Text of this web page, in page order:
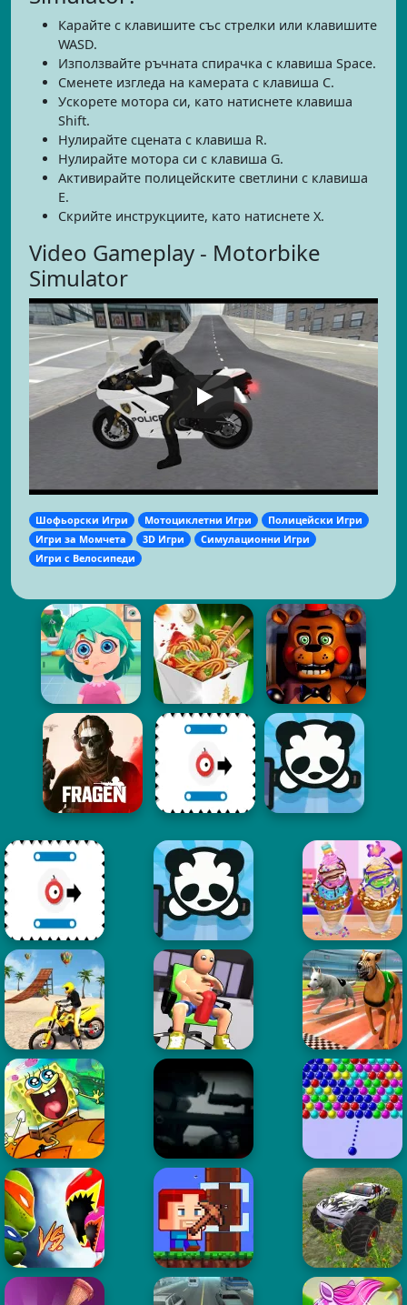
Карайте с клавишите със стрелки или клавишите
WASD.
Използвайте ръчната спирачка с клавиша Space.
Сменете изгледа на камерата с клавиша C.
Ускорете мотора си, като натиснете клавиша
Shift.
Нулирайте сцената с клавиша R.
Нулирайте мотора си с клавиша G.
Активирайте полицейските светлини с клавиша
E.
Скрийте инструкциите, като натиснете X.
Video Gameplay - Motorbike
Simulator
Шофьорски Игри Мотоциклетни Игри
Полицейски Игри
Игри за Момчета
3D Игри
Симулационни Игри
Игри с Велосипеди